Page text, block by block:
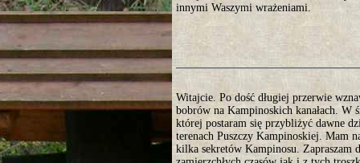
innymi Waszymi wrażeniami.
Witajcie. Po dość długiej przerwie
bobrów na Kampinoskich kanałach. W
której postaram się przybliżyć dawne
terenach Puszczy Kampinoskiej. Mam
kilka sekretów Kampinosu. Zapraszam